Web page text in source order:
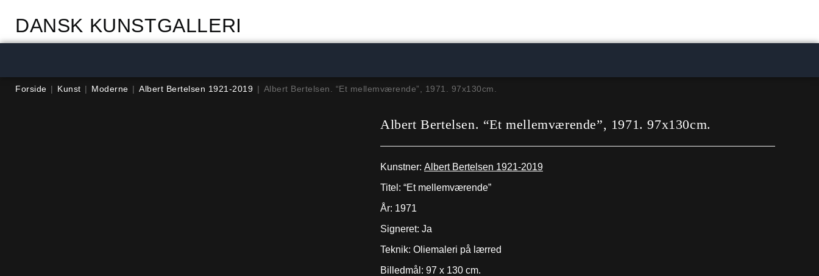
DANSK KUNSTGALLERI
Forside | Kunst | Moderne | Albert Bertelsen 1921-2019 | Albert Bertelsen. “Et mellemværende”, 1971. 97x130cm.
Albert Bertelsen. “Et mellemværende”, 1971. 97x130cm.
Kunstner: Albert Bertelsen 1921-2019
Titel: “Et mellemværende”
År: 1971
Signeret: Ja
Teknik: Oliemaleri på lærred
Billedmål: 97 x 130 cm.